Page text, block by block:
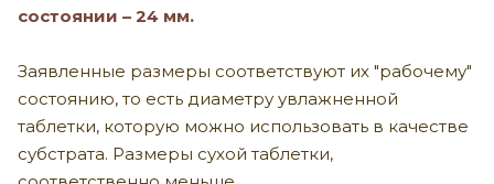
состоянии – 24 мм.
Заявленные размеры соответствуют их "рабочему"
состоянию, то есть диаметру увлажненной
таблетки, которую можно использовать в качестве
субстрата. Размеры сухой таблетки,